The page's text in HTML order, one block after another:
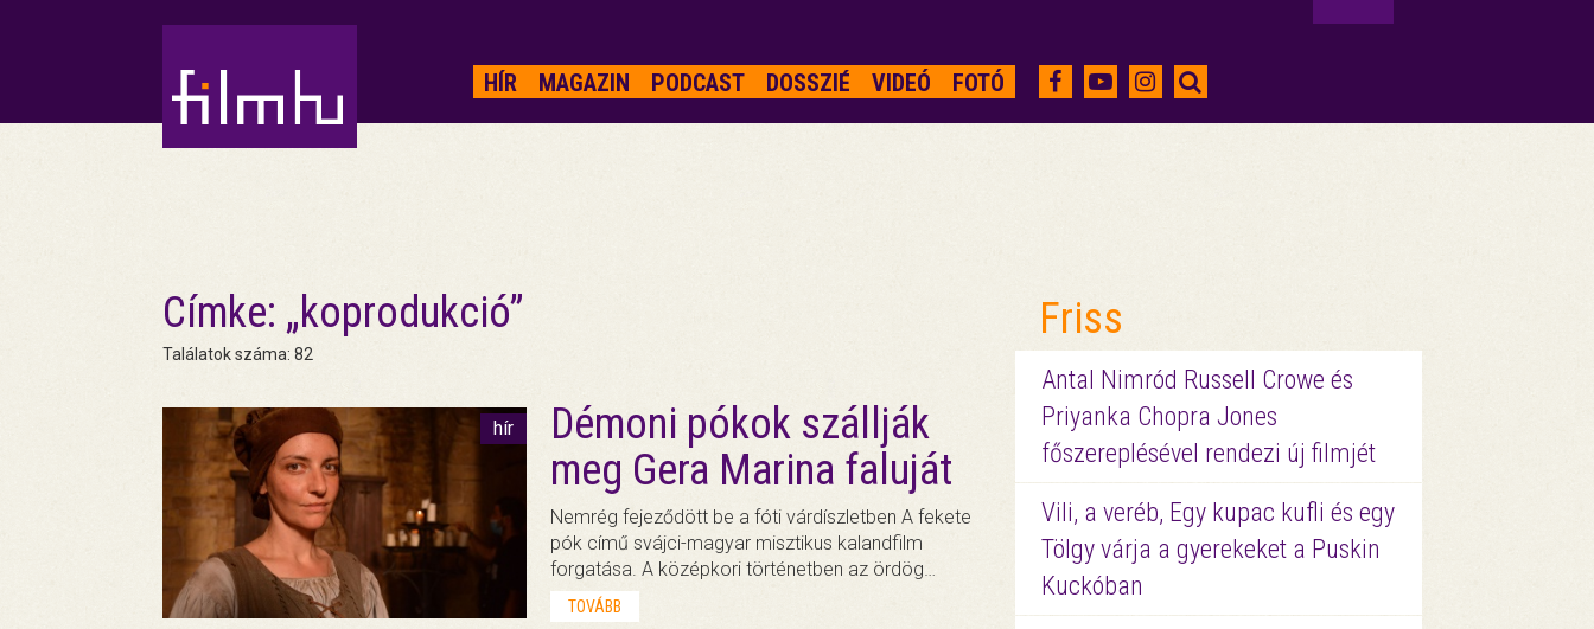
HÍR MAGAZIN PODCAST DOSSZIÉ VIDEÓ FOTÓ
Címke: „koprodukció”
Találatok száma: 82
hír
Démoni pókok szállják
meg Gera Marina faluját
Nemrég fejeződött be a fóti várdíszletben A fekete
pók című svájci-magyar misztikus kalandfilm
forgatása. A középkori történetben az ördög…
TOVÁBB
Friss
Antal Nimród Russell Crowe és
Priyanka Chopra Jones
főszereplésével rendezi új filmjét
Vili, a veréb, Egy kupac kufli és egy
Tölgy várja a gyerekeket a Puskin
Kuckóban